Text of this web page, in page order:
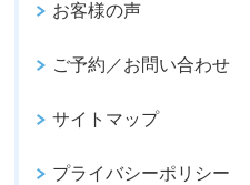
お客様の声
ご予約／お問い合わせ
サイトマップ
プライバシーポリシー